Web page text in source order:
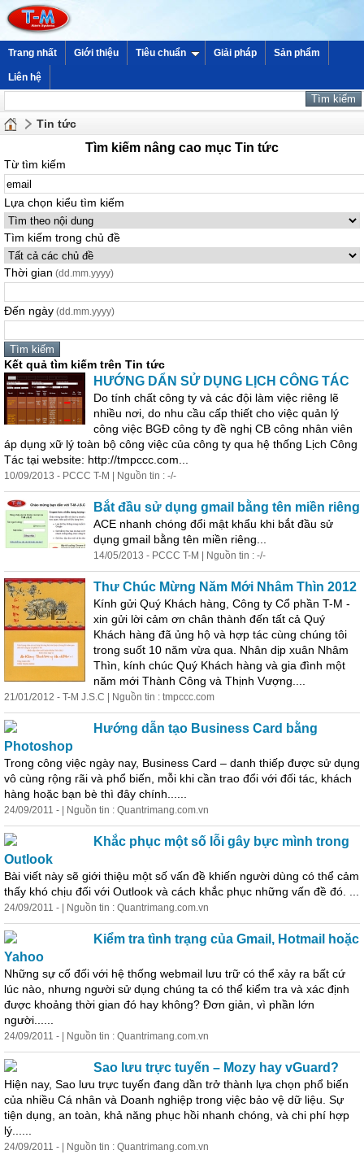
Trang nhất Giới thiệu Tiêu chuẩn Giải pháp Sản phẩm
Liên hệ
Tin tức
Tìm kiếm nâng cao mục Tin tức
Từ tìm kiếm
Lựa chọn kiểu tìm kiếm
Tìm kiếm trong chủ đề
Thời gian (dd.mm.yyyy)
Đến ngày (dd.mm.yyyy)
Kết quả tìm kiếm trên Tin tức
HƯỚNG DẨN SỬ DỤNG LỊCH CÔNG TÁC
Do tính chất công ty và các đội làm việc riêng lẽ
nhiều nơi, do nhu cầu cấp thiết cho việc quản lý
công việc BGĐ công ty đề nghị CB công nhân viên
áp dụng xữ lý toàn bộ công việc của công ty qua hệ thống Lịch Công
Tác tại website: http://tmpccc.com...
10/09/2013 - PCCC T-M | Nguồn tin : -/-
Bắt đầu sử dụng gmail bằng tên miền riêng
ACE nhanh chóng đổi mật khẩu khi bắt đầu sử
dụng gmail bằng tên miền riêng...
14/05/2013 - PCCC T-M | Nguồn tin : -/-
Thư Chúc Mừng Năm Mới Nhâm Thìn 2012
Kính gửi Quý Khách hàng, Công ty Cổ phần T-M -
xin gửi lời cảm ơn chân thành đến tất cả Quý
Khách hàng đã ủng hộ và hợp tác cùng chúng tôi
trong suốt 10 năm vừa qua. Nhân dịp xuân Nhâm
Thìn, kính chúc Quý Khách hàng và gia đình một
năm mới Thành Công và Thịnh Vượng....
21/01/2012 - T-M J.S.C | Nguồn tin : tmpccc.com
Hướng dẫn tạo Business Card bằng
Photoshop
Trong công việc ngày nay, Business Card – danh thiếp được sử dụng
vô cùng rộng rãi và phổ biến, mỗi khi cần trao đổi với đối tác, khách
hàng hoặc bạn bè thì đây chính......
24/09/2011 - | Nguồn tin : Quantrimang.com.vn
Khắc phục một số lỗi gây bực mình trong
Outlook
Bài viết này sẽ giới thiệu một số vấn đề khiến người dùng có thể cảm
thấy khó chịu đối với Outlook và cách khắc phục những vấn đề đó. ...
24/09/2011 - | Nguồn tin : Quantrimang.com.vn
Kiểm tra tình trạng của Gmail, Hotmail hoặc
Yahoo
Những sự cố đối với hệ thống webmail lưu trữ có thể xảy ra bất cứ
lúc nào, nhưng người sử dụng chúng ta có thể kiểm tra và xác định
được khoảng thời gian đó hay không? Đơn giản, vì phần lớn
người......
24/09/2011 - | Nguồn tin : Quantrimang.com.vn
Sao lưu trực tuyến – Mozy hay vGuard?
Hiện nay, Sao lưu trực tuyến đang dần trở thành lựa chọn phổ biến
của nhiều Cá nhân và Doanh nghiệp trong việc bảo vệ dữ liệu. Sự
tiện dụng, an toàn, khả năng phục hồi nhanh chóng, và chi phí hợp
lý......
24/09/2011 - | Nguồn tin : Quantrimang.com.vn